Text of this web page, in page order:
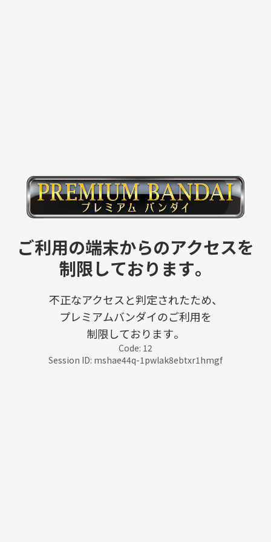
ご利用の端末からのアクセスを
制限しております。
不正なアクセスと判定されたため、
プレミアムバンダイのご利用を
制限しております。
Code: 12
Session ID: mshae44q-1pwlak8ebtxr1hmgf